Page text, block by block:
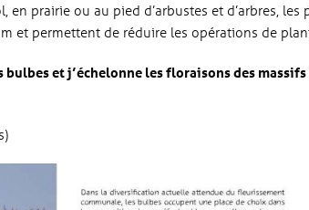
en prairie ou au pied d’arbustes et d’arbres,
et permettent de réduire les opérations de
bulbes et j’échelonne les floraisons des massifs